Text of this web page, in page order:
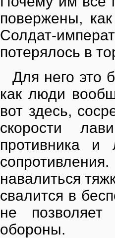
повержены,
Солдат-
потерялось в
Для него это
как люди
вот здесь,
скорости
противника и
навалиться
свалится в
не позволяет
обороны.